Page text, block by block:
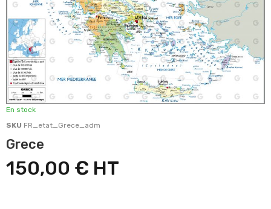
En stock
SKU FR_etat_Grece_adm
Grece
150,00 €